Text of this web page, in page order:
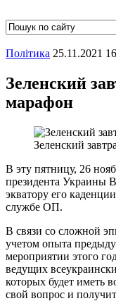
Полiтика 25.11.2021
Зеленский
марафон
Зеленский
В эту пятницу, 26
президента Украины
экватору его
службе ОП.
В связи со сложной
учетом опыта
мероприятии этого
ведущих
которых будет иметь
свой вопрос и